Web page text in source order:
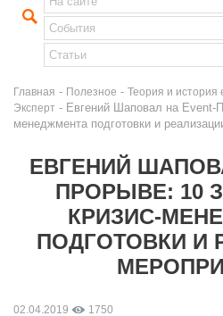
Главная - Полезное - Теория и история
Эксперт - Евгений Шаповал на Event-
менеджмента подготовки и
ЕВГЕНИЙ
ПРОРЫВЕ: 10
КРИЗИС-
ПОДГОТОВКИ И
02.04.2019 1750